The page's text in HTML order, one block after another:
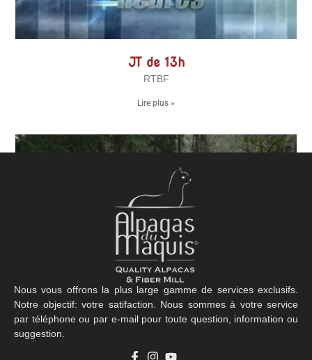
JT de 13h
RTBF
Lire plus »
Nous vous offrons la plus large gamme de services exclusifs.
Notre objectif: votre satifaction. Nous sommes à votre service
par téléphone ou par e-mail pour toute question, information ou
suggestion.